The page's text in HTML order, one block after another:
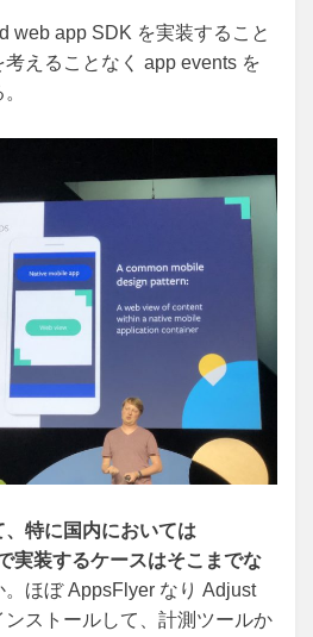
web app SDK を実装すること
えることなく app events を
特に国内においては
実装するケースはそこまでな
ほぼ AppsFlyer なり Adjust
ストールして、計測ツールか